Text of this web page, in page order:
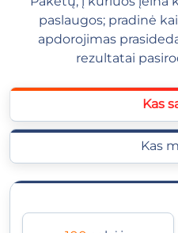
paslaugos; pradinė
apdorojimas
rezultatai
Kas
Kas